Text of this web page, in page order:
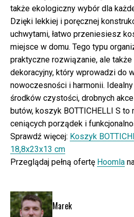
także ekologiczny wybór dla
Dzięki lekkiej i poręcznej
uchwytami, łatwo przeniesiesz
miejsce w domu. Tego typu
praktyczne rozwiązanie, ale
dekoracyjny, który wprowadzi do
nowoczesności i harmonii.
środków czystości, drobnych
butów, koszyk BOTTICHELLI S
ceniących porządek i
Sprawdź więcej: Koszyk
18,8x23x13 cm
Przeglądaj pełną ofertę Hoomla
Marek